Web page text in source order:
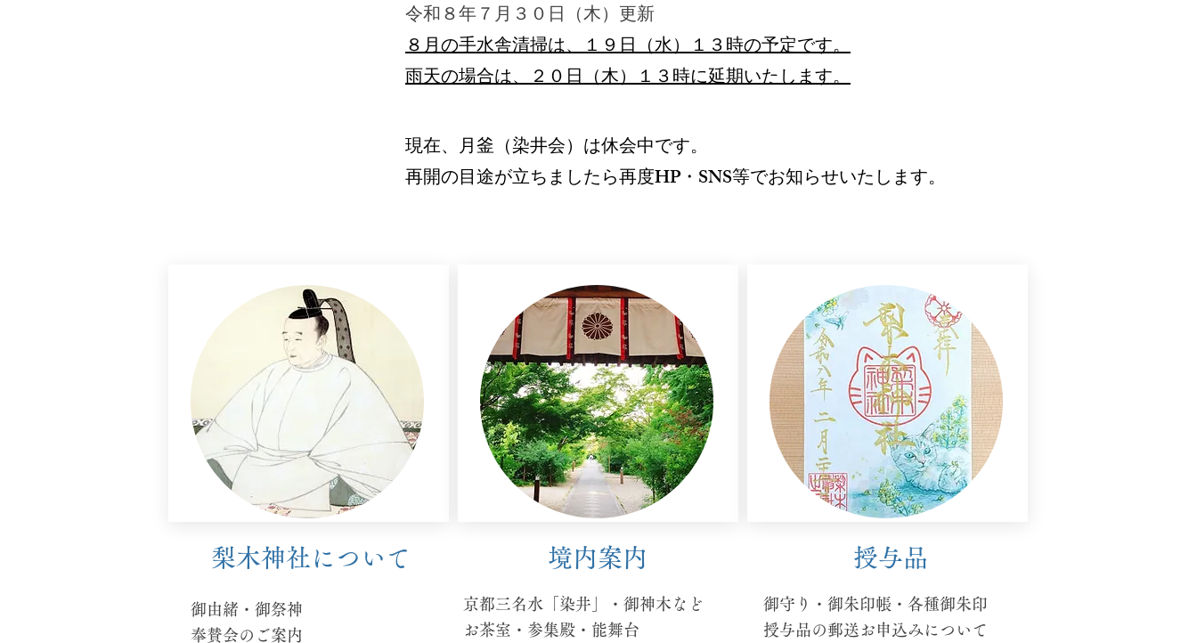
令和８年７月３０日（木）更新
８月の手水舎清掃は、１９日（水）１３時の予定です。
雨天の場合は、２０日（木）１３時に延期いたします。
現在、月釜（染井会）は休会中です。
再開の目途が立ちましたら再度HP・SNS等でお知らせいたします。
​梨木神社について
御由緒・御祭神
​奉賛会のご案内
​境内案内
京都三名水「染井」 ​・ 御神木など
お茶室・参集殿・能舞台
​授与品
御守り・御朱印帳・各種御朱印
​授与品の郵送お申込みについて